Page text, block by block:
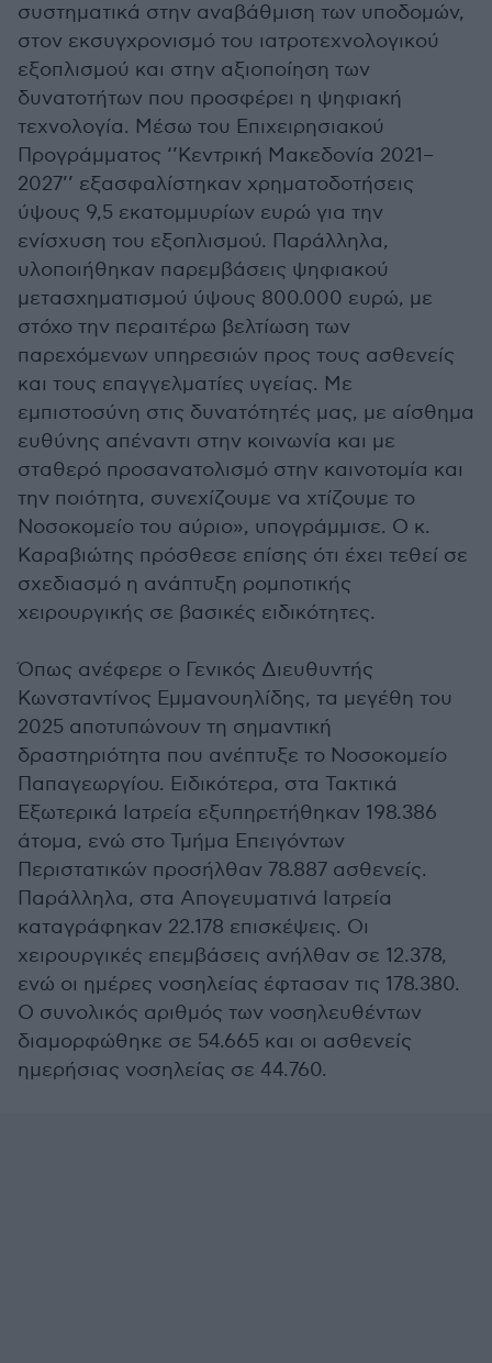
συστηματικά στην αναβάθμιση των υποδομών,
στον εκσυγχρονισμό του ιατροτεχνολογικού
εξοπλισμού και στην αξιοποίηση των
δυνατοτήτων που προσφέρει η ψηφιακή
τεχνολογία. Μέσω του Επιχειρησιακού
Προγράμματος ‘’Κεντρική Μακεδονία 2021–
2027’’ εξασφαλίστηκαν χρηματοδοτήσεις
ύψους 9,5 εκατομμυρίων ευρώ για την
ενίσχυση του εξοπλισμού. Παράλληλα,
υλοποιήθηκαν παρεμβάσεις ψηφιακού
μετασχηματισμού ύψους 800.000 ευρώ, με
στόχο την περαιτέρω βελτίωση των
παρεχόμενων υπηρεσιών προς τους ασθενείς
και τους επαγγελματίες υγείας. Με
εμπιστοσύνη στις δυνατότητές μας, με αίσθημα
ευθύνης απέναντι στην κοινωνία και με
σταθερό προσανατολισμό στην καινοτομία και
την ποιότητα, συνεχίζουμε να χτίζουμε το
Νοσοκομείο του αύριο», υπογράμμισε. Ο κ.
Καραβιώτης πρόσθεσε επίσης ότι έχει τεθεί σε
σχεδιασμό η ανάπτυξη ρομποτικής
χειρουργικής σε βασικές ειδικότητες.
Όπως ανέφερε ο Γενικός Διευθυντής
Κωνσταντίνος Εμμανουηλίδης, τα μεγέθη του
2025 αποτυπώνουν τη σημαντική
δραστηριότητα που ανέπτυξε το Νοσοκομείο
Παπαγεωργίου. Ειδικότερα, στα Τακτικά
Εξωτερικά Ιατρεία εξυπηρετήθηκαν 198.386
άτομα, ενώ στο Τμήμα Επειγόντων
Περιστατικών προσήλθαν 78.887 ασθενείς.
Παράλληλα, στα Απογευματινά Ιατρεία
καταγράφηκαν 22.178 επισκέψεις. Οι
χειρουργικές επεμβάσεις ανήλθαν σε 12.378,
ενώ οι ημέρες νοσηλείας έφτασαν τις 178.380.
Ο συνολικός αριθμός των νοσηλευθέντων
διαμορφώθηκε σε 54.665 και οι ασθενείς
ημερήσιας νοσηλείας σε 44.760.